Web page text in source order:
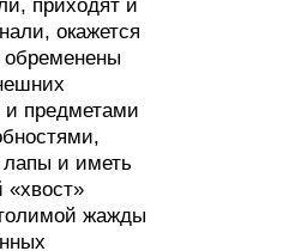
приходят и
окажется
обременены
и предметами
лапы и иметь
жажды